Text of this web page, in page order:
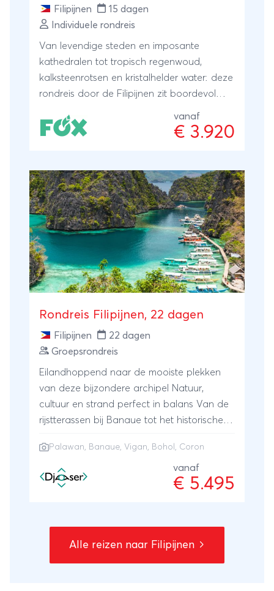
Filipijnen
15 dagen
Individuele rondreis
Van levendige steden en imposante
kathedralen tot tropisch regenwoud,
kalksteenrotsen en kristalhelder water: deze
rondreis door de Filipijnen zit boordevol
eiland naar eiland en maakt excursies naar
natuurparken en snorkellocaties. Ook is er
heerlijke stranden die deze archipel te
bieden heeft.
vanaf
€ 3.920
Rondreis Filipijnen, 22 dagen
Filipijnen
22 dagen
Groepsrondreis
Eilandhoppend naar de mooiste plekken
van deze bijzondere archipel Natuur,
cultuur en strand perfect in balans Van de
rijstterassen bij Banaue tot het historische
kustlandschap op de zuidelijke eilanden
Bohol, Palawan en Coron
Palawan, Banaue, Vigan, Bohol, Coron
vanaf
€ 5.495
Alle reizen naar Filipijnen